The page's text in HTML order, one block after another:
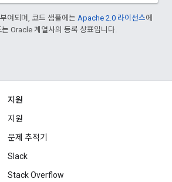
여되며, 코드 샘플에는 Apache 2.0 라이선스에
Oracle 계열사의 등록 상표입니다.
지원
지원
문제 추적기
Slack
Stack Overflow